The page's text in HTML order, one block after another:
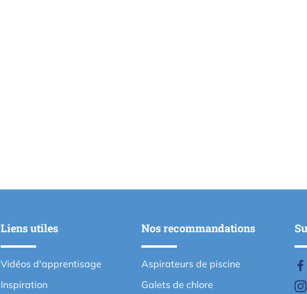
Liens utiles
Vidéos d'apprentisage
Inspiration
Nos recommandations
Aspirateurs de piscine
Galets de chlore